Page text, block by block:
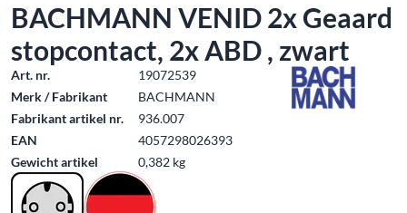
BACHMANN VENID 2x Geaard
stopcontact, 2x ABD , zwart
Art. nr.
19072539
Merk / Fabrikant
BACHMANN
Fabrikant artikel nr.
936.007
EAN
4057298026393
Gewicht artikel
0,382 kg